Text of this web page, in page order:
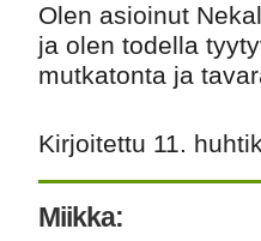
Olen asioinut
ja olen todella
mutkatonta ja
Kirjoitettu 11.
Miikka: